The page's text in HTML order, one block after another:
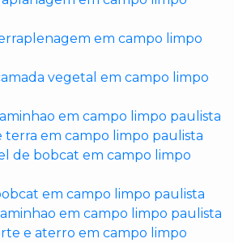
em campo limpo
vegetal em campo limpo
em campo limpo paulista
terra em campo limpo paulista
de bobcat em campo limpo
em campo limpo paulista
em campo limpo paulista
e aterro em campo limpo